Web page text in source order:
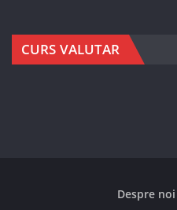
CURS VALUTAR
Despre noi